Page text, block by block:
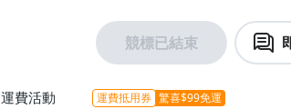
競標已結束
運費活動 運費抵用券 驚喜$99免運